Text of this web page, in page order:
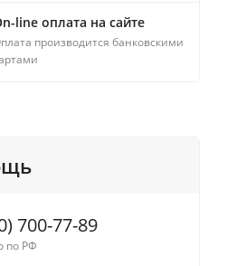
line оплата на сайте
производится банковскими
700-77-89
по РФ